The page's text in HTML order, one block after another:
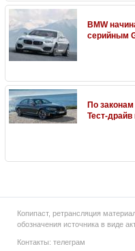
BMW
серийным
По законам
Тест-драйв
Копипаст, ретрансляция
обозначения источника в виде
Контакты: телеграм